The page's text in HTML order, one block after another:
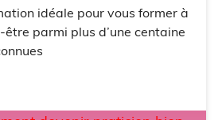
idéale pour vous former à
parmi plus d’une centaine